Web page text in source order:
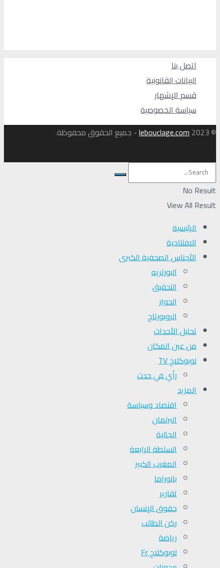
اتصل بنا
البيانات القانونية
قسم الإشهار
سياسة الخصوصية
© 2023
lebouclage.com- جميع الحقوق محفوظة.
No Result
View All Result
الرئيسية
الافتتاحية
الأجناس الصحفية الكبرى
البورتريه
التحقیق
الحوار
الروبورتاج
تحلیل الأحداث
من عين المكان
لوبوكلاج TV
رأي في حدث
المزيد
اقتصاد وسياسة
البرلمان
الجالية
السلطة الرابعة
المغرب الكبير
بانوراما
تقارير
حقوق الإنسان
ركن الطالب
رياضة
لوبوكلاج Fr